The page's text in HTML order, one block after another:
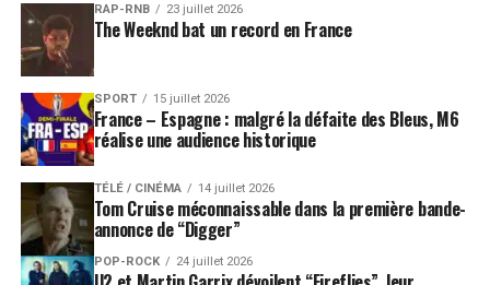
RAP-RNB 23 juillet 2026
The Weeknd bat un record en France
SPORT 15 juillet 2026
France – Espagne : malgré la défaite des Bleus, M6
réalise une audience historique
TÉLÉ / CINÉMA 14 juillet 2026
Tom Cruise méconnaissable dans la première bande-
annonce de “Digger”
POP-ROCK 24 juillet 2026